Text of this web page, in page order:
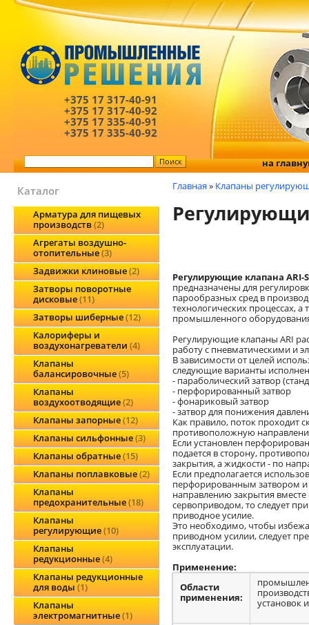
+375 17 317-40-91
+375 17 317-40-92
+375 17 335-40-91
+375 17 335-40-92
на
Каталог
Арматура для пищевых
производств 2
Агрегаты воздушно-
отопительные 3
Задвижки клиновые 2
Затворы поворотные
дисковые 11
Затворы шиберные 12
Калориферы и
воздухонагреватели 4
Клапаны
балансировочные 5
Клапаны
воздухоотводящие 2
Клапаны запорные 12
Клапаны сильфонные 3
Клапаны обратные 15
Клапаны поплавковые 2
Клапаны
предохранительные 18
Клапаны
регулирующие 10
Клапаны
редукционные 4
Клапаны редукционные
для воды 1
Клапаны
электромагнитные 1
Главная » Клапаны
Регулирующие клапана ARI-
предназначены для
парообразных сред в
технологических процессах, а
промышленного
Регулирующие клапаны ARI
работу с пневматическими и
В зависимости от целей
следующие варианты
- параболический затвор
- перфорированный затвор
- фонариковый затвор
- затвор для понижения
Как правило, поток проходит
противоположную
Если установлен
подается в сторону,
закрытия, а жидкости - по
Если предполагается
перфорированным затвором
направлению закрытия
сервоприводом, то следует
приводное усилие.
Это необходимо, чтобы
приводном усилии, следует
эксплуатации.
Применение:
Области
применения:
установок